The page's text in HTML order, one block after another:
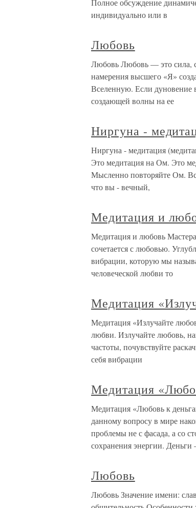
Полное обсуждение
индивидуально или в
Любовь
Любовь Любовь — это сила,
намерения высшего «Я»
Вселенную. Если дуновение
создающей волны на ее
Ниргуна -
Ниргуна - медитация
Это медитация на Ом. Это
Мысленно повторяйте Ом.
что вы - вечный,
Медитация и
Медитация и любовь
сочетается с любовью.
вибрации, которую мы
человеческой любви то
Медитация
Медитация «Излучайте
любви. Излучайте любовь,
частоты, почувствуйте
себя вибрации
Медитация
Медитация «Любовь к
данному вопросу в мире
проблемы не с фасада, а со
сохранения энергии. Деньги
Любовь
Любовь Значение имени: